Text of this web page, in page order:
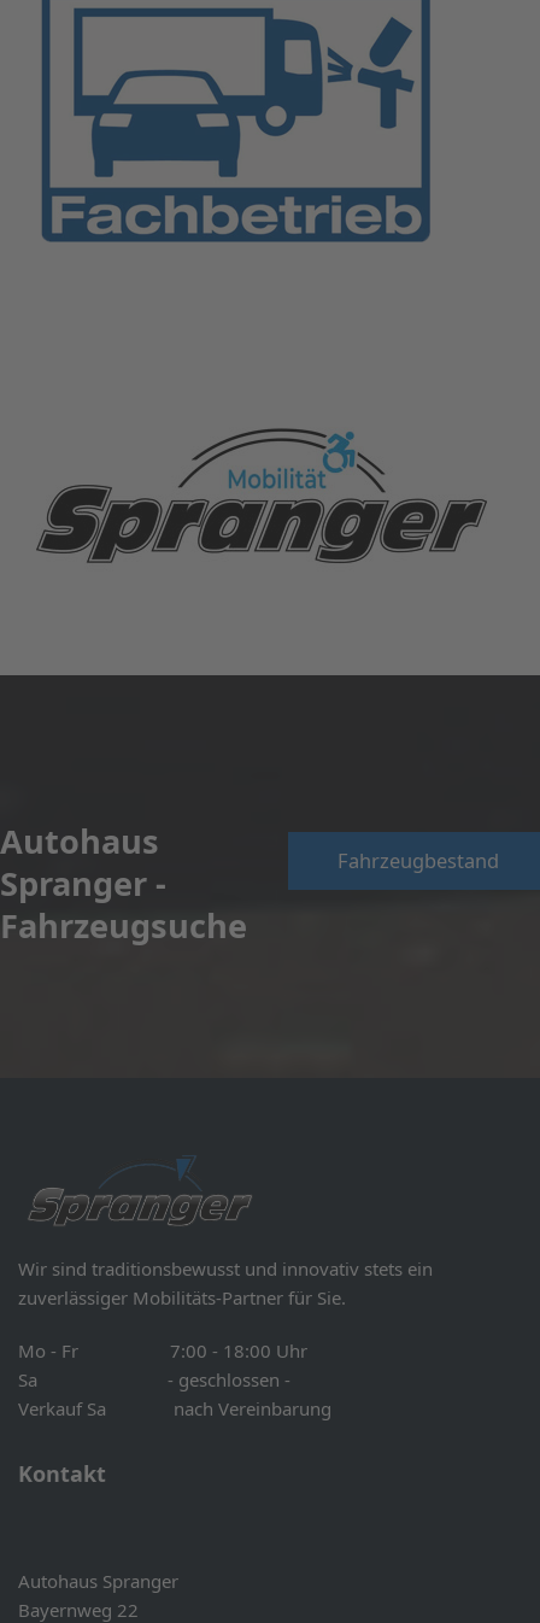
Autohaus
Spranger -
Fahrzeugsuche
Fahrzeugbestand
Wir sind traditionsbewusst und innovativ stets ein
zuverlässiger Mobilitäts-Partner für Sie.
Mo - Fr 7:00 - 18:00 Uhr
Sa - geschlossen -
Verkauf Sa nach Vereinbarung
Kontakt
Autohaus Spranger
Bayernweg 22